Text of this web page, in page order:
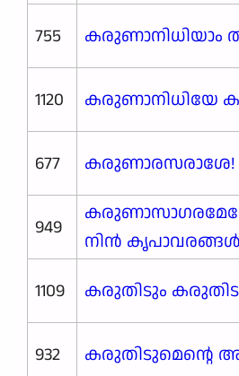
755
കരുണാനിധിയാം
1120
കരുണാനിധിയേ
677
കരുണാരസരാശേ!
949
നിൻ കൃപാവരങ്ങൾ
1109
കരുതിടും
932
കരുതിടുമെന്റെ